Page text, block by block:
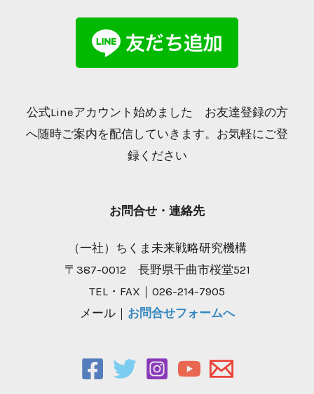
公式Lineアカウント始めました お友達登録の方
へ随時ご案内を配信していきます。お気軽にご登
録ください
お問合せ・連絡先
（一社）ちくま未来戦略研究機構
〒387-0012 長野県千曲市桜堂521
TEL・FAX｜026-214-7905
メール｜ お問合せフォームへ